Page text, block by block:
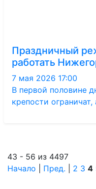
Праздничный
работать
7 мая 2026 17:00
В первой половине
крепости
43 - 56 из 4497
Начало
Пред. 2 3 4